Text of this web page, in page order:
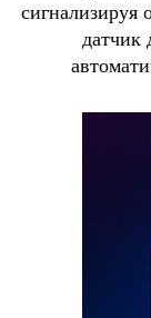
сигнализируя
датчик